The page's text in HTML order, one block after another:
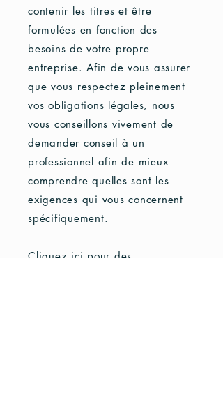
contenir les titres et être
formulées en fonction des
besoins de votre propre
entreprise. Afin de vous assurer
que vous respectez pleinement
vos obligations légales, nous
vous conseillons vivement de
demander conseil à un
professionnel afin de mieux
comprendre quelles sont les
exigences qui vous concernent
spécifiquement.
Cliquez ici pour des